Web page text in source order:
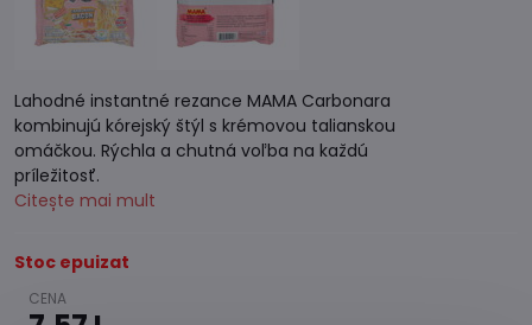
Lahodné instantné rezance MAMA Carbonara
kombinujú kórejský štýl s krémovou talianskou
omáčkou. Rýchla a chutná voľba na každú
príležitosť.
Citește mai mult
Stoc epuizat